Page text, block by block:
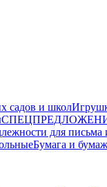
садов и школ
для письма
Бумага и